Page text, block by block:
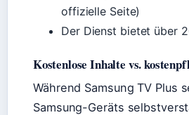
offizielle Seite)
Der Dienst bietet über
Kostenlose Inhalte vs.
Während Samsung TV
Samsung-Geräts